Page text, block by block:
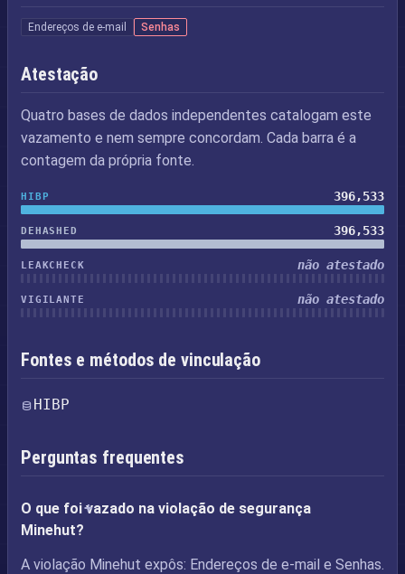
Endereços de e-mail Senhas
Atestação
Quatro bases de dados independentes catalogam este
vazamento e nem sempre concordam. Cada barra é a
contagem da própria fonte.
HIBP 396,533
DEHASHED 396,533
LEAKCHECK não atestado
VIGILANTE não atestado
Fontes e métodos de vinculação
HIBP
Perguntas frequentes
O que foi vazado na violação de segurança
Minehut?
A violação Minehut expôs: Endereços de e-mail e Senhas.